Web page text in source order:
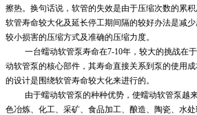
擦热。换句话说，软管的失效是由于压缩次数的累
软管寿命较大化及延长停工期间隔的较好办法是减
较小损害的压缩方式及准确的压缩力度。
一台蠕动软管泵寿命在7-10年，较大的挑战在于
动软管泵的核心部件，其寿命直接关系到泵的使用成
的设计是围绕软管寿命较大化来进行的。
由于蠕动软管泵的种种优势，使蠕动软管泵越
色冶炼、化工、采矿、食品加工、酿造、陶瓷、水处